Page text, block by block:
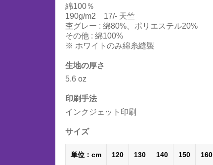
綿100％
190g/m2 17/- 天竺
杢グレー : 綿80%、ポリエステル20%
その他 : 綿100%
※ ホワイトのみ綿糸縫製
生地の厚さ
5.6 oz
印刷手法
インクジェット印刷
サイズ
単位：cm 120 130 140 150 160